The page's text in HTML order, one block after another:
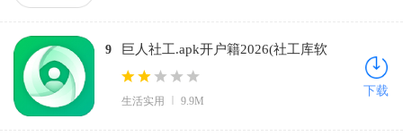
9
巨人社工.apk开户籍2026(社工库软
件)v4.21.00 免费版
生活实用 9.9M
下载